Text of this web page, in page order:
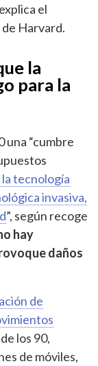
el
Harvard.
la
para la
una “cumbre
la tecnología
invasiva,
”, según recoge
hay
daños
de
los 90,
de móviles,